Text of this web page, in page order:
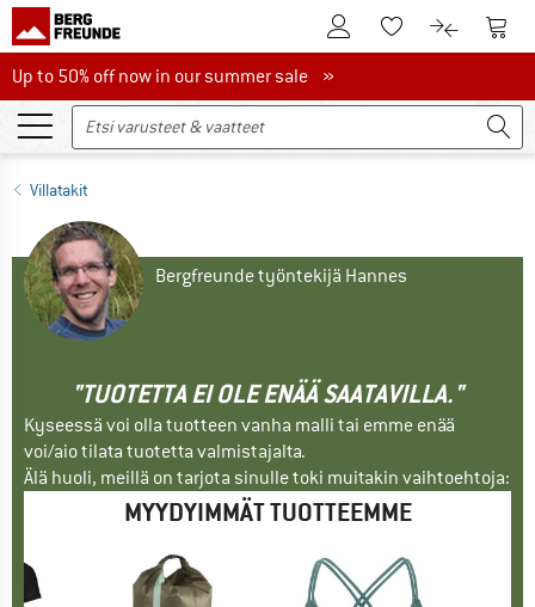
Tästä asiakastililleTästä toivelistalle.
Tästä
Up to 50% off now in our summer sale
Up to 50% off now in our summer sale »
Villatakit
Bergfreunde työntekijä Hannes
"TUOTETTA EI OLE ENÄÄ SAATAVILLA."
Kyseessä voi olla tuotteen vanha malli tai emme enää
voi/aio tilata tuotetta valmistajalta.
Älä huoli, meillä on tarjota sinulle toki muitakin vaihtoehtoja:
MYYDYIMMÄT TUOTTEEMME